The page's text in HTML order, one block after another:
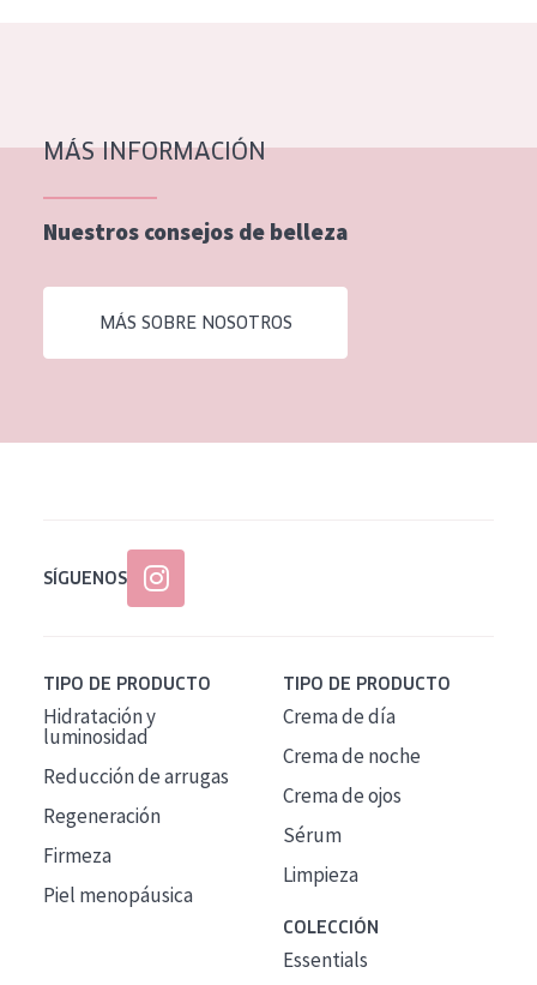
Piel normal y seca
Piel mixata o grasa
Piel madura
Piel expuesta al sol
Piel menopáusica
Todas las edades
MÁS INFORMACIÓN
Nuestros consejos de belleza
MÁS SOBRE NOSOTROS
SÍGUENOS
TIPO DE PRODUCTO
Hidratación y
luminosidad
Reducción de arrugas
Regeneración
Firmeza
Piel menopáusica
TIPO DE PRODUCTO
Crema de día
Crema de noche
Crema de ojos
Sérum
Limpieza
COLECCIÓN
Essentials